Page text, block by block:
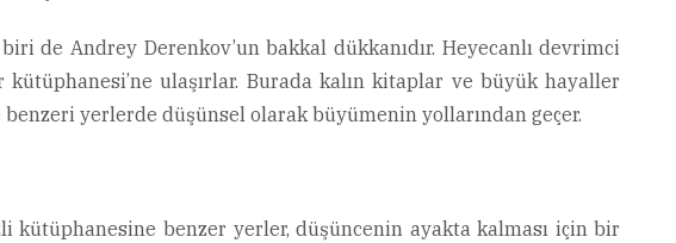
de Andrey Derenkov’un bakkal dükkanıdır. Heyecanlı devrimci
ulaşırlar. Burada kalın kitaplar ve büyük hayaller
yerlerde düşünsel olarak büyümenin yollarından geçer.
kütüphanesine benzer yerler, düşüncenin ayakta kalması için bir